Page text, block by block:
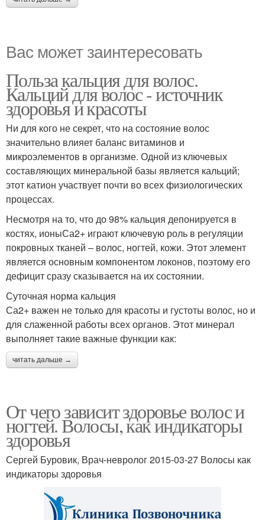
Вас может заинтересовать
Польза кальция для волос.
Кальций для волос - источник
здоровья и красоты
Ни для кого не секрет, что на состояние волос
значительно влияет баланс витаминов и
микроэлементов в организме. Одной из ключевых
составляющих минеральной базы является кальций;
этот катион участвует почти во всех физиологических
процессах.
Несмотря на то, что до 98% кальция депонируется в
костях, ионыСа2+ играют ключевую роль в регуляции
покровных тканей – волос, ногтей, кожи. Этот элемент
является основным компонентом локонов, поэтому его
дефицит сразу сказывается на их состоянии.
Суточная норма кальция
Са2+ важен не только для красоты и густоты волос, но и
для слаженной работы всех органов. Этот минерал
выполняет такие важные функции как:
читать дальше →
От чего зависит здоровье волос и
ногтей. Волосы, как индикаторы
здоровья
Сергей Буровик, Врач-невролог 2015-03-27 Волосы как
индикаторы здоровья